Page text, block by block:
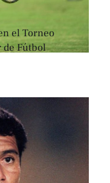
el Torneo
de Fútbol